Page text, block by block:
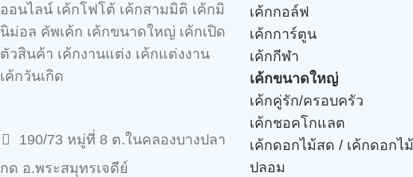
ออนไลน์ เค้กโฟโต้ เค้กสามมิติ เค้กมิ
นิม่อล คัพเค้ก เค้กขนาดใหญ่ เค้กเปิด
ตัวสินค้า เค้กงานแต่ง เค้กแต่งงาน
เค้กวันเกิด
190/73 หมู่ที่ 8 ต.ในคลองบางปลา
กด อ.พระสมุทรเจดีย์
เค้กกอล์ฟ
เค้กการ์ตูน
เค้กกีฬา
เค้กขนาดใหญ่
เค้กคู่รัก/ครอบครัว
เค้กชอคโกแลต
เค้กดอกไม้สด / เค้กดอกไม้
ปลอม